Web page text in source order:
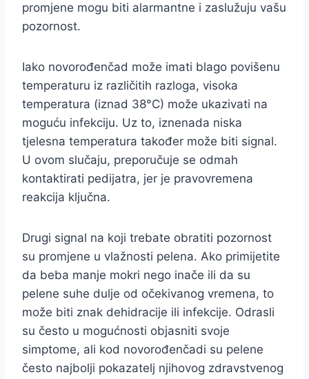
promjene mogu biti alarmantne i zaslužuju vašu
pozornost.
Iako novorođenčad može imati blago povišenu
temperaturu iz različitih razloga, visoka
temperatura (iznad 38°C) može ukazivati na
moguću infekciju. Uz to, iznenada niska
tjelesna temperatura također može biti signal.
U ovom slučaju, preporučuje se odmah
kontaktirati pedijatra, jer je pravovremena
reakcija ključna.
Drugi signal na koji trebate obratiti pozornost
su promjene u vlažnosti pelena. Ako primijetite
da beba manje mokri nego inače ili da su
pelene suhe dulje od očekivanog vremena, to
može biti znak dehidracije ili infekcije. Odrasli
su često u mogućnosti objasniti svoje
simptome, ali kod novorođenčadi su pelene
često najbolji pokazatelj njihovog zdravstvenog